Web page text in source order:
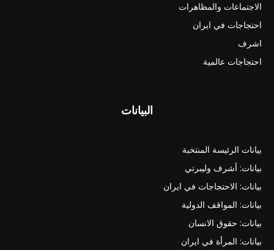
الاجتماعات والمظاهرات
احتجاجات في ايران
اشرف
احتجاجات عالمية
البيانات
بيانات الرئيسة المنتخبة
بيانات: أشرف وليبرتي
بيانات: الاحتجاجات في ايران
بيانات: المواقف الدولية
بيانات: حقوق الانسان
بيانات: المرأة في ايران